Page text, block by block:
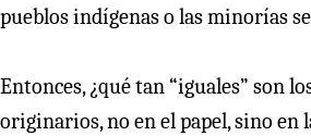
pueblos indígenas o las minorías
Entonces, ¿qué tan “iguales” son
originarios, no en el papel, sino en